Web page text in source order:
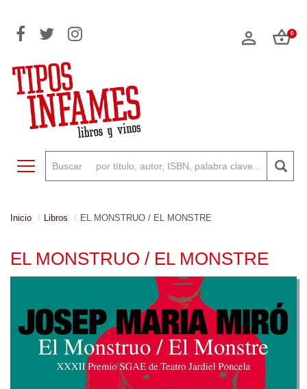
0
Toggle navigation
Inicio Libros EL MONSTRUO / EL MONSTRE
EL MONSTRUO / EL MONSTRE